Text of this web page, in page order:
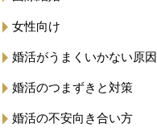
女性向け
婚活がうまくいかない原因
婚活のつまずきと対策
婚活の不安向き合い方